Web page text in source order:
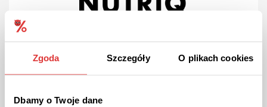
Zgoda Szczegóły O plikach cookies
Dbamy o Twoje dane